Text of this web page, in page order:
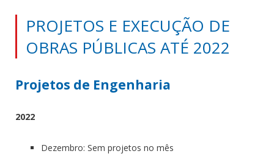
PROJETOS E EXECUÇÃO DE
OBRAS PÚBLICAS ATÉ 2022
Projetos de Engenharia
2022
Dezembro: Sem projetos no mês